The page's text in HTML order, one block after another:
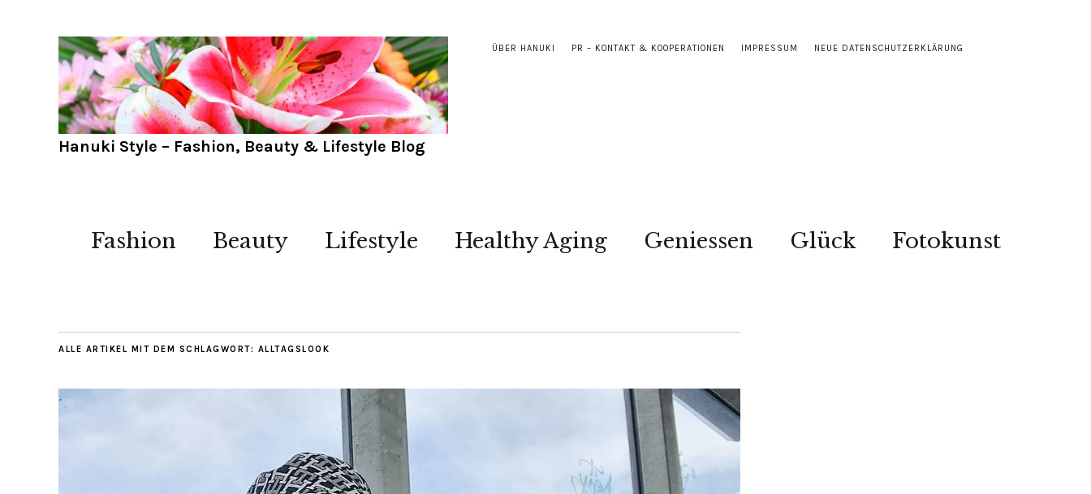
ÜBER HANUKI PR – KONTAKT & KOOPERATIONEN IMPRESSUM NEUE DATENSCHUTZERKLÄRUNG
Hanuki Style – Fashion, Beauty & Lifestyle Blog
Fashion Beauty Lifestyle Healthy Aging Geniessen Glück Fotokunst
ALLE ARTIKEL MIT DEM SCHLAGWORT: ALLTAGSLOOK